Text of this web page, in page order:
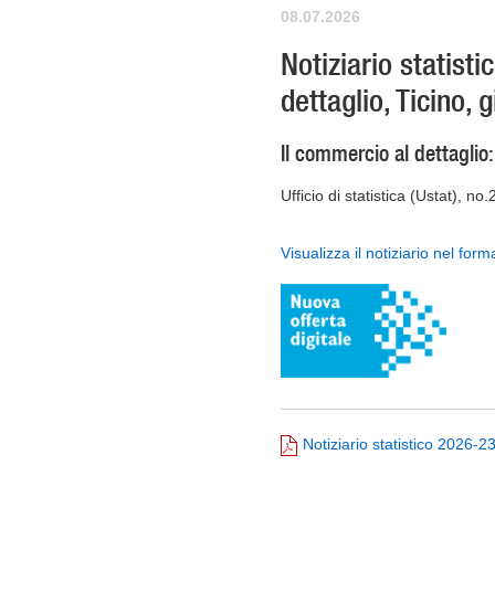
08.07.2026
Notiziario
dettaglio, Ticino,
Il commercio al
Ufficio di statistica (Ustat),
Visualizza il notiziario nel
Notiziario statistico 2026-23